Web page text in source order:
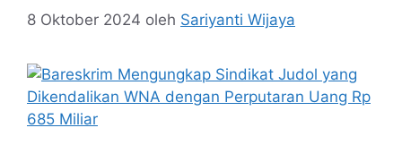
8 Oktober 2024 oleh Sariyanti Wijaya